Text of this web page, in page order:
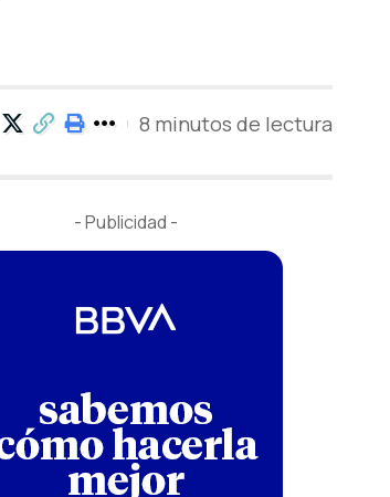
8 minutos de lectura
- Publicidad -